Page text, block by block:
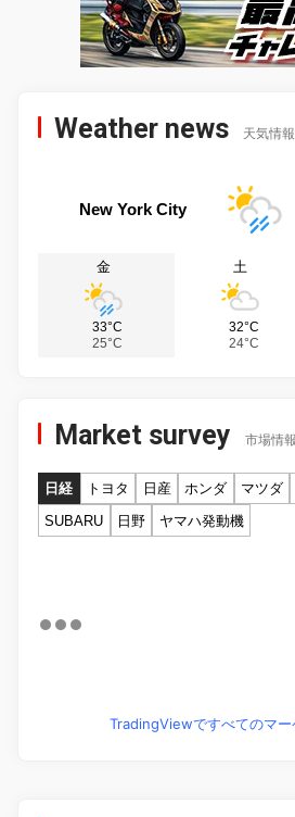
Weather news 天気情報
New York City
金
33°C
25°C
土
32°C
24°C
Market survey 市場情報
日経 トヨタ 日産 ホンダ マツダ
SUBARU
日野 ヤマハ発動機
TradingViewですべてのマー